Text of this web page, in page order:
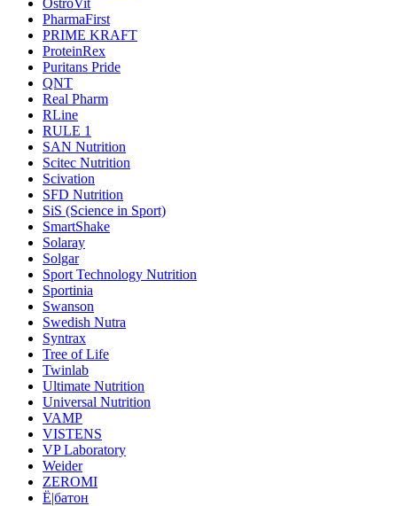
OstroVit
PharmaFirst
PRIME KRAFT
ProteinRex
Puritans Pride
QNT
Real Pharm
RLine
RULE 1
SAN Nutrition
Scitec Nutrition
Scivation
SFD Nutrition
SiS (Science in Sport)
SmartShake
Solaray
Solgar
Sport Technology Nutrition
Sportinia
Swanson
Swedish Nutra
Syntrax
Tree of Life
Twinlab
Ultimate Nutrition
Universal Nutrition
VAMP
VISTENS
VP Laboratory
Weider
ZEROMI
Ё|батон